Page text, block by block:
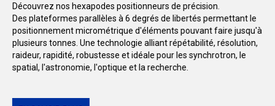
Découvrez nos hexapodes positionneurs de précision.
Des plateformes parallèles à 6 degrés de libertés permettant le
positionnement micrométrique d'éléments pouvant faire jusqu'à
plusieurs tonnes. Une technologie alliant répétabilité, résolution,
raideur, rapidité, robustesse et idéale pour les synchrotron, le
spatial, l'astronomie, l'optique et la recherche.